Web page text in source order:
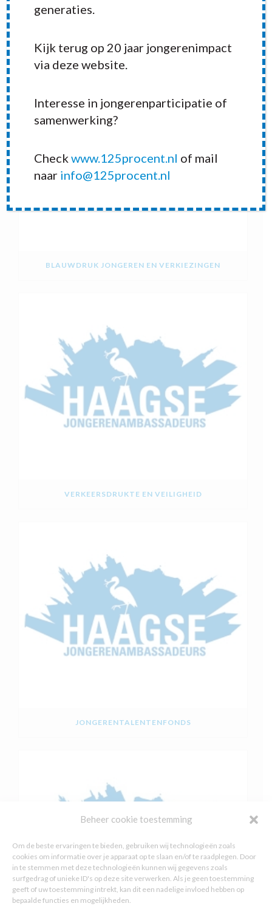
Beheer cookie toestemming
Om de beste ervaringen te bieden, gebruiken wij technologieën zoals
cookies om informatie over je apparaat op te slaan en/of te raadplegen. Door
in te stemmen met deze technologieën kunnen wij gegevens zoals
surfgedrag of unieke ID's op deze site verwerken. Als je geen toestemming
geeft of uw toestemming intrekt, kan dit een nadelige invloed hebben op
bepaalde functies en mogelijkheden.
RECENT POSTS
BLAUWDRUK JONGEREN EN VERKIEZINGEN
VERKEERSDRUKTE EN VEILIGHEID
JONGERENTALENTENFONDS
generaties.
Kijk terug op 20 jaar jongerenimpact
via deze website.
Interesse in jongerenparticipatie of
samenwerking?
Checkwww.125procent.nl of mail
naar info@125procent.nl